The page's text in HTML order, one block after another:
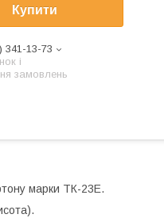
Купити
341-13-73
і
замовлень
марки ТК-23Е.